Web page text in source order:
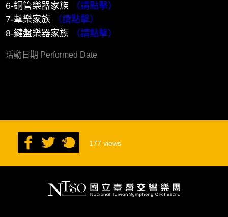
6-銅管樂器家族
（請點擊）
7-擊樂家族
（請點擊）
8-鍵盤樂器家族
（請點擊）
活動日期 Performed Date
177 views